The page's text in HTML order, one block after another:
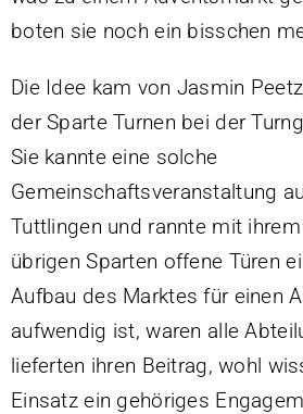
Geschichte
Laufstrecken
Trikot-Online-Shop
VB: Sponsoren & Partner
Datenschutzerklärung
Impressum
boten sie noch ein bisschen
Die Idee kam von Jasmin
der Sparte Turnen bei der
Sie kannte eine solche
Gemeinschaftsveranstaltung
Tuttlingen und rannte mit
übrigen Sparten offene Türen
Aufbau des Marktes für einen
aufwendig ist, waren alle
lieferten ihren Beitrag, wohl
Einsatz ein gehöriges